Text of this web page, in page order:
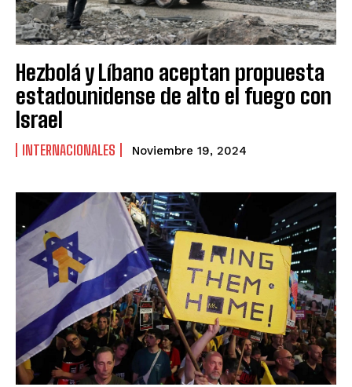
Hezbolá y Líbano aceptan propuesta
estadounidense de alto el fuego con
Israel
INTERNACIONALES Noviembre 19, 2024